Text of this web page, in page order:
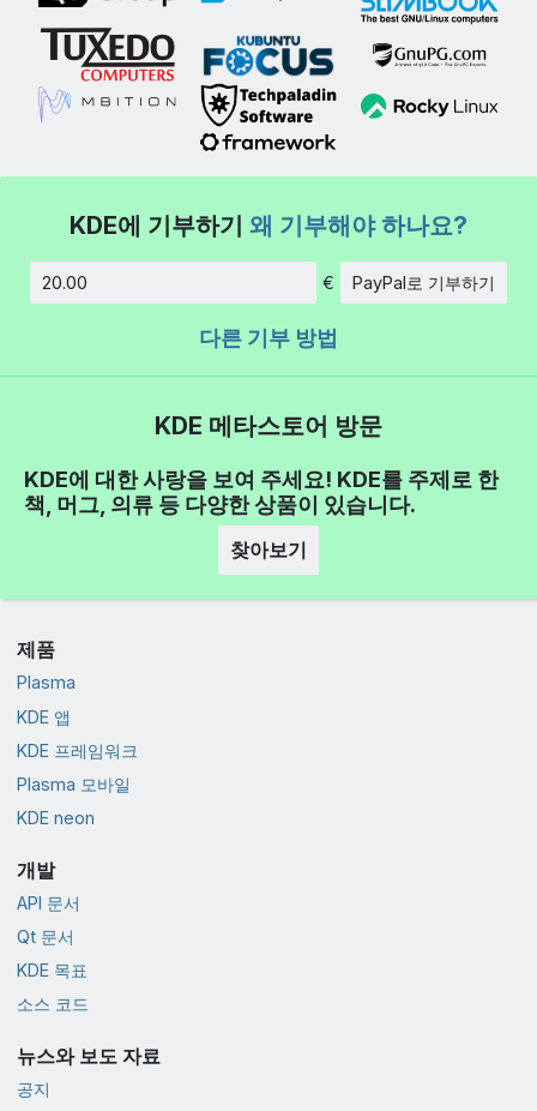
KDE에 기부하기 왜 기부해야 하나요?
€ PayPal로 기부하기
다른 기부 방법
KDE 메타스토어 방문
KDE에 대한 사랑을 보여 주세요! KDE를 주제로 한
책, 머그, 의류 등 다양한 상품이 있습니다.
찾아보기
제품
Plasma
KDE 앱
KDE 프레임워크
Plasma 모바일
KDE neon
개발
API 문서
Qt 문서
KDE 목표
소스 코드
뉴스와 보도 자료
공지